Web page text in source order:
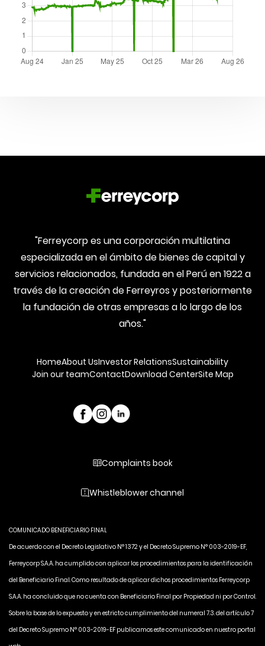
"Ferreycorp es una corporación multilatina
especializada en el ámbito de bienes de capital y
servicios relacionados, fundada en el Perú en 1922 a
través de la creación de Ferreyros y posteriormente
la fundación de otras empresas a lo largo de los
años."
HomeAbout UsInvestor RelationsSustainability
Join our teamContactDownload CenterSite Map
Complaints book
Whistleblower channel
COMUNICADO BENEFICIARIO FINAL
De acuerdo con el Decreto Legislativo N° 1372 y el Decreto Supremo N° 003-2019-EF,
Ferreycorp S.A.A. ha cumplido con aplicar los procedimientos para la identificación
del Beneficiario Final. Como resultado de aplicar dichos procedimientos Ferreycorp
S.A.A. ha concluido que no cuenta con Beneficiario Final por Propiedad ni por Control.
Sobre la base de lo expuesto y en estricto cumplimiento del numeral 7.3. del artículo 7
del Decreto Supremo N° 003-2019-EF publicamos este comunicado en nuestro portal